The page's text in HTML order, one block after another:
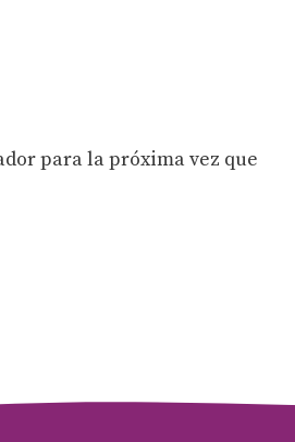
para la próxima vez que